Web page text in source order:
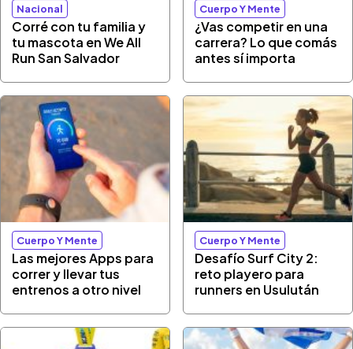
Nacional
Corré con tu familia y
tu mascota en We All
Run San Salvador
Cuerpo Y Mente
¿Vas competir en una
carrera? Lo que comás
antes sí importa
Cuerpo Y Mente
Las mejores Apps para
correr y llevar tus
entrenos a otro nivel
Cuerpo Y Mente
Desafío Surf City 2:
reto playero para
runners en Usulután